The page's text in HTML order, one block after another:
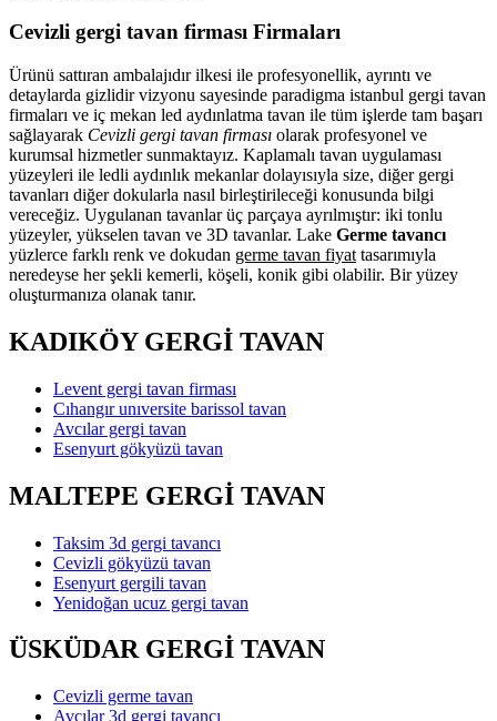
Cevizli gergi tavan firması Firmaları
Ürünü sattıran ambalajıdır ilkesi ile profesyonellik, ayrıntı ve
detaylarda gizlidir vizyonu sayesinde paradigma istanbul gergi tavan
firmaları ve iç mekan led aydınlatma tavan ile tüm işlerde tam başarı
sağlayarak Cevizli gergi tavan firması olarak profesyonel ve
kurumsal hizmetler sunmaktayız. Kaplamalı tavan uygulaması
yüzeyleri ile ledli aydınlık mekanlar dolayısıyla size, diğer gergi
tavanları diğer dokularla nasıl birleştirileceği konusunda bilgi
vereceğiz. Uygulanan tavanlar üç parçaya ayrılmıştır: iki tonlu
yüzeyler, yükselen tavan ve 3D tavanlar. Lake Germe tavancı
yüzlerce farklı renk ve dokudan germe tavan fiyat tasarımıyla
neredeyse her şekli kemerli, köşeli, konik gibi olabilir. Bir yüzey
oluşturmanıza olanak tanır.
KADIKÖY GERGİ TAVAN
Levent gergi tavan firması
Cıhangır unıversite barissol tavan
Avcılar gergi tavan
Esenyurt gökyüzü tavan
MALTEPE GERGİ TAVAN
Taksim 3d gergi tavancı
Cevizli gökyüzü tavan
Esenyurt gergili tavan
Yenidoğan ucuz gergi tavan
ÜSKÜDAR GERGİ TAVAN
Cevizli germe tavan
Avcılar 3d gergi tavancı